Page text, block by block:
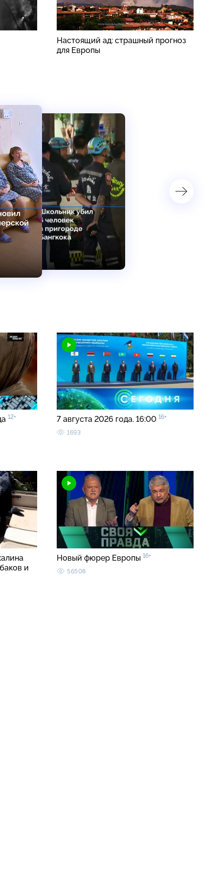
Настоящий ад: страшный прогноз
для Европы
12+ 7 августа 2026 года. 16:00 16+
1693
и
Новый фюрер Европы 16+
56508